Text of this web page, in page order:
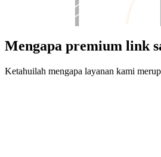
Mengapa premium link
Ketahuilah mengapa layanan kami